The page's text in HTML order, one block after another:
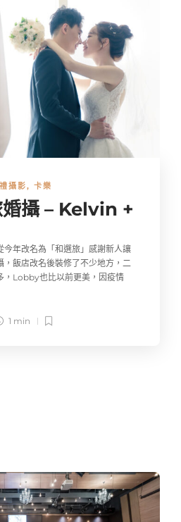
攝影, 卡樂
婚攝 – Kelvin +
今年改名為「和選旅」感謝新人讓
，飯店改名後裝修了不少地方，二
，Lobby也比以前更美，因疫情
1 min